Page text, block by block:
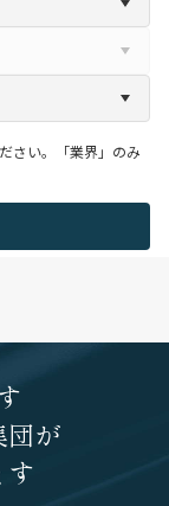
さい。「業界」のみ
団が
す